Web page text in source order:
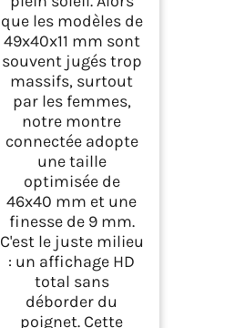
que les modèles de
49x40x11 mm sont
souvent jugés trop
massifs, surtout
par les femmes,
notre montre
connectée adopte
une taille
optimisée de
46x40 mm et une
finesse de 9 mm.
C'est le juste milieu
: un affichage HD
total sans
déborder du
poignet. Cette